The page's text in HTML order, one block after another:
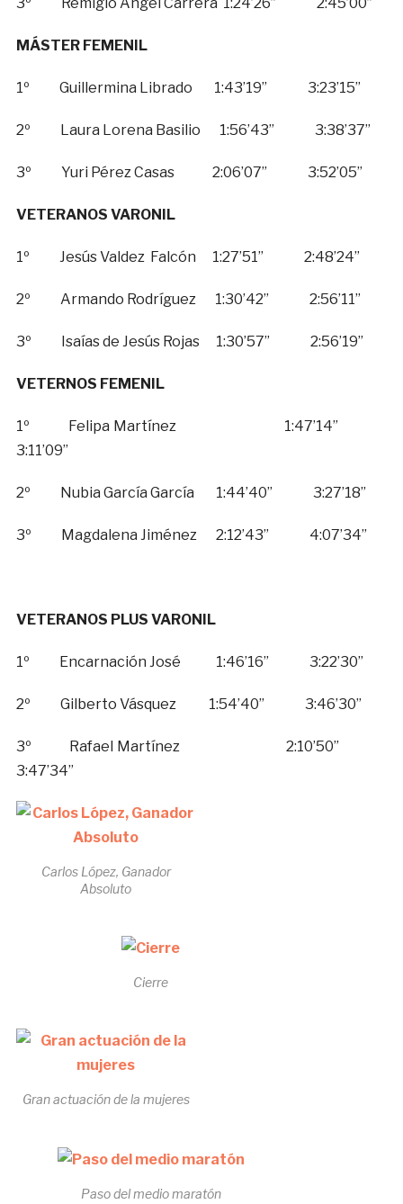
MÁSTER FEMENIL
1º Guillermina Librado 1:43’19” 3:23’15”
2º Laura Lorena Basilio 1:56’43” 3:38’37”
3º Yuri Pérez Casas 2:06’07” 3:52’05”
VETERANOS VARONIL
1º Jesús Valdez Falcón 1:27’51” 2:48’24”
2º Armando Rodríguez 1:30’42” 2:56’11”
3º Isaías de Jesús Rojas 1:30’57” 2:56’19”
VETERNOS FEMENIL
1º Felipa Martínez 1:47’14”
3:11’09”
2º Nubia García García 1:44’40” 3:27’18”
3º Magdalena Jiménez 2:12’43” 4:07’34”
VETERANOS PLUS VARONIL
1º Encarnación José 1:46’16” 3:22’30”
2º Gilberto Vásquez 1:54’40” 3:46’30”
3º Rafael Martínez 2:10’50”
3:47’34”
Carlos López, Ganador
Absoluto
Cierre
Gran actuación de la mujeres
Paso del medio maratón